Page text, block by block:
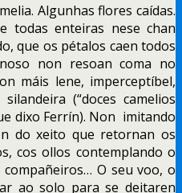
Algunhas flores caídas.
todas enteiras nese chan
que os pétalos caen todos
non resoan coma no
máis lene, imperceptíbel,
(“doces camelios
dixo Ferrín). Non imitando
do xeito que retornan os
cos ollos contemplando o
O seu voo, o
ao solo para se deitaren